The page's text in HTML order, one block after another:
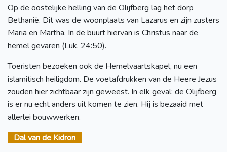
Op de oostelijke helling van de Olijfberg lag het dorp
Bethanië. Dit was de woonplaats van Lazarus en zijn zusters
Maria en Martha. In de buurt hiervan is Christus naar de
hemel gevaren (Luk. 24:50).
Toeristen bezoeken ook de Hemelvaartskapel, nu een
islamitisch heiligdom. De voetafdrukken van de Heere Jezus
zouden hier zichtbaar zijn geweest. In elk geval: de Olijfberg
is er nu echt anders uit komen te zien. Hij is bezaaid met
allerlei bouwwerken.
Dal van de Kidron